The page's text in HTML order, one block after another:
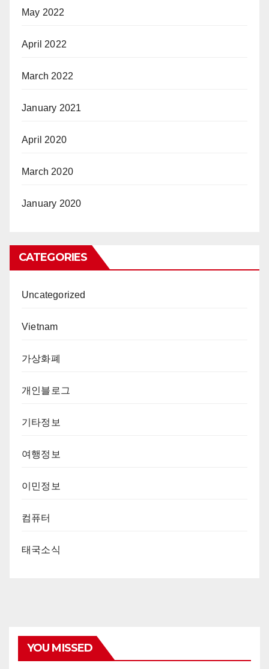
May 2022
April 2022
March 2022
January 2021
April 2020
March 2020
January 2020
CATEGORIES
Uncategorized
Vietnam
가상화폐
개인블로그
기타정보
여행정보
이민정보
컴퓨터
태국소식
YOU MISSED